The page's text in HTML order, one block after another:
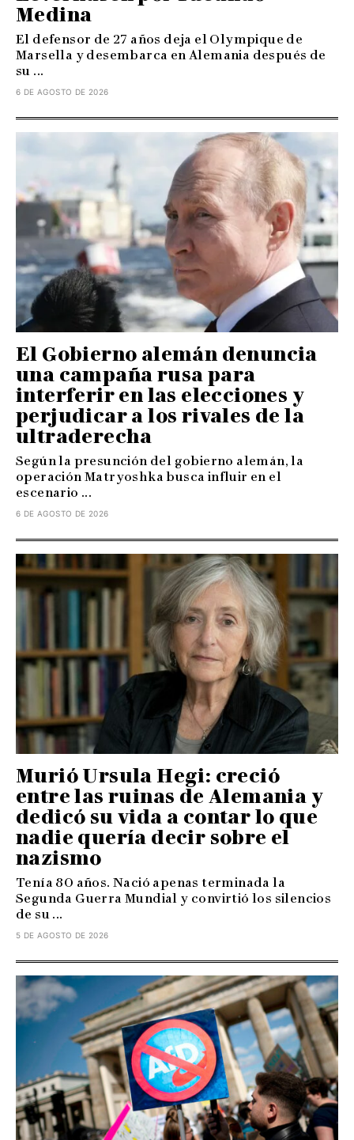
Medina
El defensor de 27 años deja el Olympique de
Marsella y desembarca en Alemania después de
su ...
6 DE AGOSTO DE 2026
El Gobierno alemán denuncia
una campaña rusa para
interferir en las elecciones y
perjudicar a los rivales de la
ultraderecha
Según la presunción del gobierno alemán, la
operación Matryoshka busca influir en el
escenario ...
6 DE AGOSTO DE 2026
Murió Ursula Hegi: creció
entre las ruinas de Alemania y
dedicó su vida a contar lo que
nadie quería decir sobre el
nazismo
Tenía 80 años. Nació apenas terminada la
Segunda Guerra Mundial y convirtió los silencios
de su ...
5 DE AGOSTO DE 2026